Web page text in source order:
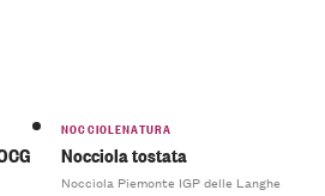
NOCCIOLENATURA
Nocciola tostata
Nocciola Piemonte IGP delle Langhe